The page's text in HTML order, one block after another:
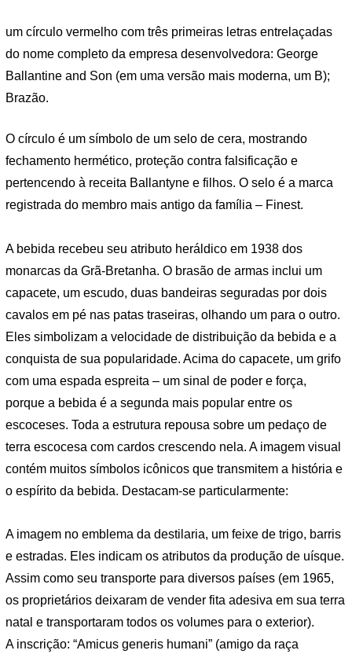
um círculo vermelho com três primeiras letras entrelaçadas
do nome completo da empresa desenvolvedora: George
Ballantine and Son (em uma versão mais moderna, um B);
Brazão.
O círculo é um símbolo de um selo de cera, mostrando
fechamento hermético, proteção contra falsificação e
pertencendo à receita Ballantyne e filhos. O selo é a marca
registrada do membro mais antigo da família – Finest.
A bebida recebeu seu atributo heráldico em 1938 dos
monarcas da Grã-Bretanha. O brasão de armas inclui um
capacete, um escudo, duas bandeiras seguradas por dois
cavalos em pé nas patas traseiras, olhando um para o outro.
Eles simbolizam a velocidade de distribuição da bebida e a
conquista de sua popularidade. Acima do capacete, um grifo
com uma espada espreita – um sinal de poder e força,
porque a bebida é a segunda mais popular entre os
escoceses. Toda a estrutura repousa sobre um pedaço de
terra escocesa com cardos crescendo nela. A imagem visual
contém muitos símbolos icônicos que transmitem a história e
o espírito da bebida. Destacam-se particularmente:
A imagem no emblema da destilaria, um feixe de trigo, barris
e estradas. Eles indicam os atributos da produção de uísque.
Assim como seu transporte para diversos países (em 1965,
os proprietários deixaram de vender fita adesiva em sua terra
natal e transportaram todos os volumes para o exterior).
A inscrição: “Amicus generis humani” (amigo da raça